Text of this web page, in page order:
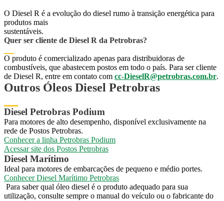
O Diesel R é a evolução do diesel rumo à transição energética para
produtos mais
sustentáveis.
Quer ser cliente de Diesel R da Petrobras?
O produto é comercializado apenas para distribuidoras de
combustíveis, que abastecem postos em todo o país. Para ser cliente
de Diesel R, entre em contato com cc-DieselR@petrobras.com.br.
Outros Óleos Diesel Petrobras
Diesel Petrobras Podium
Para motores de alto desempenho, disponível exclusivamente na
rede de Postos Petrobras.
Conhecer a linha Petrobras Podium
Conhecer a linha Petrobras Podium
Acessar site dos Postos Petrobras
Acessar site dos Postos Petrobras
Diesel Marítimo
Ideal para motores de embarcações de pequeno e médio portes.
​​​​​​​​​​​​​​Conhecer Diesel Marítimo Petrobras
​​​​​​​​​​​​​​Conhecer Diesel Marítimo Petrobras
Para saber qual óleo diesel é o produto adequado para sua
utilização, consulte sempre o manual do veículo ou o fabricante do